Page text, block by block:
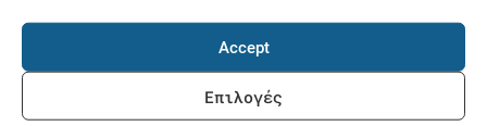
Accept
Επιλογές
Ελλάδα